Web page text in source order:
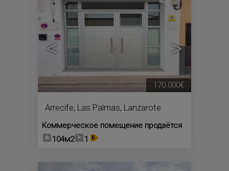
< >
Arrecife, Las Palmas, Lanzarote
Коммерческое помещение продаётся
104м2
1
170.000€